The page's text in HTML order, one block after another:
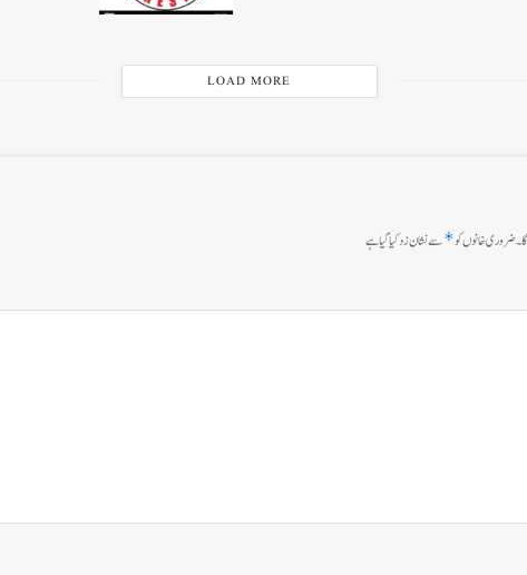
LOAD MORE
ضروری خانوں کو*سے نشان زد کیا گیا ہے